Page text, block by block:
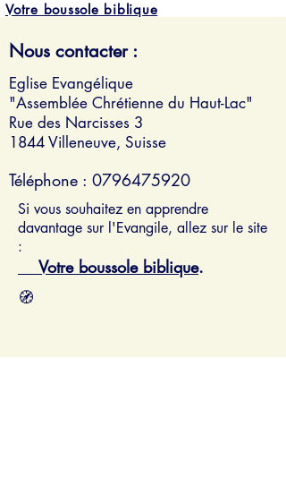
Votre boussole biblique
Nous contacter :
Eglise Evangélique
"Assemblée Chrétienne du Haut-Lac"
Rue des Narcisses 3
1844 Villeneuve, Suisse
Téléphone : 0796475920
Si vous souhaitez en apprendre
davantage sur l'Evangile, allez sur le site
:
Votre boussole biblique.
🧭